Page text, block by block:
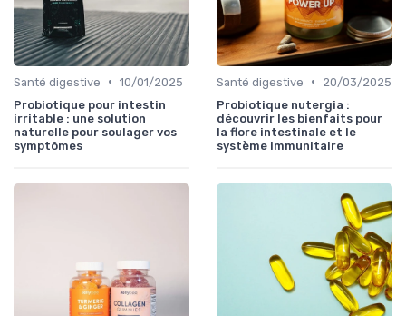
Santé digestive • 10/01/2025
Probiotique pour intestin
irritable : une solution
naturelle pour soulager vos
symptômes
Santé digestive •
20/03/2025
Probiotique nutergia :
découvrir les bienfaits pour
la flore intestinale et le
système immunitaire